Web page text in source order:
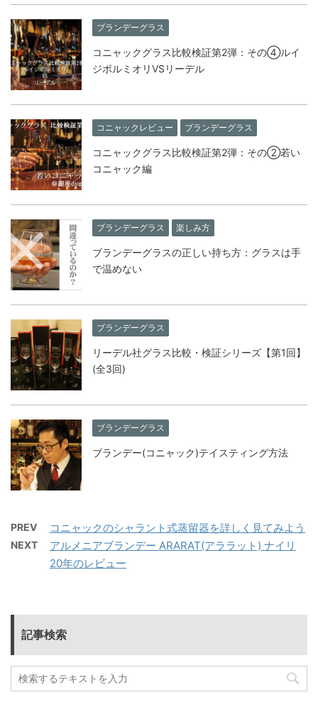
ブランデーグラス
コニャックグラス比較検証第2弾：その④ルイ
ジボルミオリVSリーデル
コニャックレビュー ブランデーグラス
コニャックグラス比較検証第2弾：その②若い
コニャック編
ブランデーグラス 楽しみ方
ブランデーグラスの正しい持ち方：グラスは手
で温めない
ブランデーグラス
リーデル社グラス比較・検証シリーズ【第1回】
(全3回)
ブランデーグラス
ブランデー(コニャック)テイスティング方法
PREV コニャックのシャラント式蒸留器を詳しく見てみよう
NEXT
アルメニアブランデー ARARAT(アララット) ナイリ
20年のレビュー
記事検索